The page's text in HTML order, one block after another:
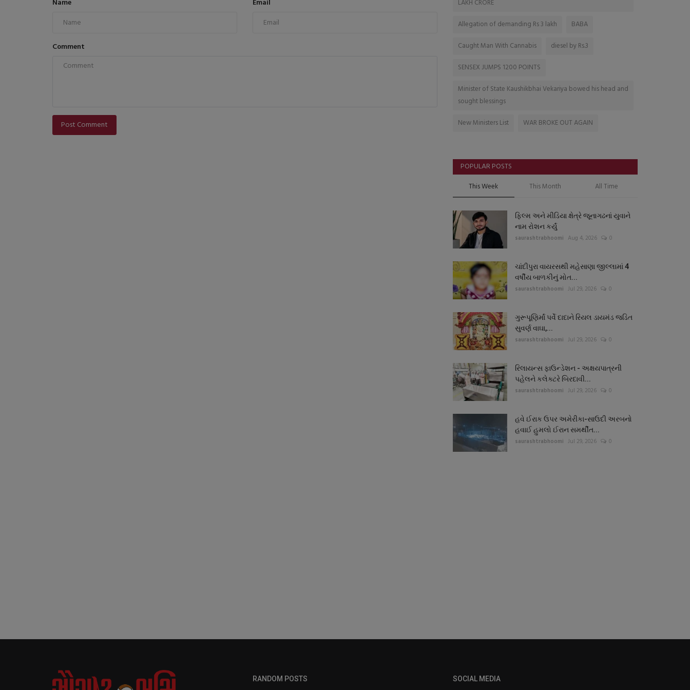
Name Email
Comment
Post Comment
LAKH CRORE
Allegation of demanding Rs 3 lakh
BABA
Caught Man With Cannabis
diesel by Rs.3
SENSEX JUMPS 1200 POINTS
Minister of State Kaushikbhai Vekariya bowed his head and
sought blessings
New Ministers List
WAR BROKE OUT AGAIN
POPULAR POSTS
This Week This Month All Time
ફિલ્મ અને મીડિયા ક્ષેત્રે જૂનાગઢનાં યુવાને
નામ રોશન કર્યું
saurashtrabhoomi Aug 4, 2026 0
ચાંદીપુરા વાયરસથી મહેસાણા જીલ્લામાં 4
વર્ષીય બાળકીનું મોત...
saurashtrabhoomi Jul 29, 2026 0
ગુરૂપૂણિર્માં પર્વે દાદાને રિયલ ડાયમંડ જડિત
સુવર્ણ વાઘા,...
saurashtrabhoomi Jul 29, 2026 0
રિલાયન્સ ફાઉન્ડેશન - અક્ષયપાત્રની
પહેલને કલેક્ટરે બિરદાવી...
saurashtrabhoomi Jul 29, 2026 0
હવે ઈરાક ઉપર અમેરીકા-સાઉદી અરબનો
હવાઈ હુમલો ઈરાન સમર્થીત...
saurashtrabhoomi Jul 29, 2026 0
RANDOM POSTS SOCIAL MEDIA